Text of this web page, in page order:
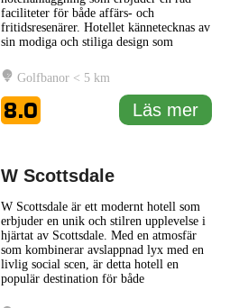
faciliteter för både affärs- och
fritidsresenärer. Hotellet kännetecknas av
sin modiga och stiliga design som
Gästerna kan njuta av rymliga sviter med
separata vardagsrum och sovrum, vilket
skapar en känsla av hemmet under sin
vistelse. Hotellet erbjuder
... Läs mer
Golfbanor < 5 km
8.0 Läs mer
W Scottsdale
W Scottsdale är ett modernt hotell som
erbjuder en unik och stilren upplevelse i
hjärtat av Scottsdale. Med en atmosfär
som kombinerar avslappnad lyx med en
livlig social scen, är detta hotell en
populär destination för både